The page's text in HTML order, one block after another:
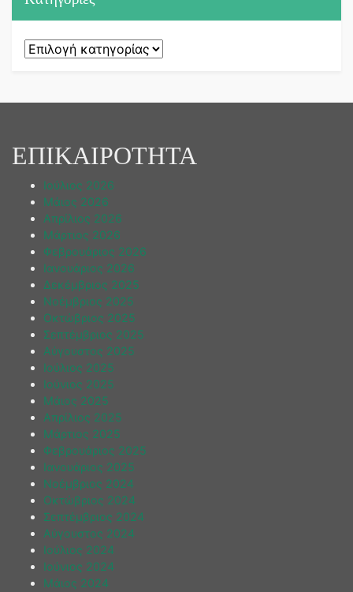
Kατηγορίες
ΕΠΙΚΑΙΡΟΤΗΤΑ
Ιούλιος 2026
Μάιος 2026
Απρίλιος 2026
Μάρτιος 2026
Φεβρουάριος 2026
Ιανουάριος 2026
Δεκέμβριος 2025
Νοέμβριος 2025
Οκτώβριος 2025
Σεπτέμβριος 2025
Αύγουστος 2025
Ιούλιος 2025
Ιούνιος 2025
Μάιος 2025
Απρίλιος 2025
Μάρτιος 2025
Φεβρουάριος 2025
Ιανουάριος 2025
Νοέμβριος 2024
Οκτώβριος 2024
Σεπτέμβριος 2024
Αύγουστος 2024
Ιούλιος 2024
Ιούνιος 2024
Μάιος 2024